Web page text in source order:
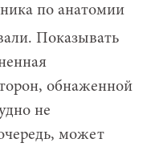
Показывать
обнаженной
не
может